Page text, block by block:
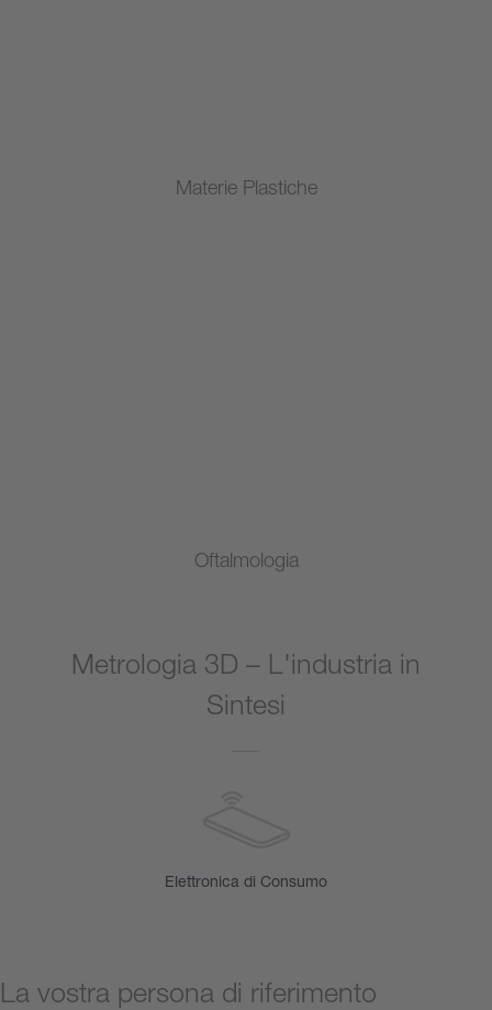
Materie Plastiche
Oftalmologia
Metrologia 3D – L'industria in
Sintesi
Elettronica di Consumo
La vostra persona di riferimento